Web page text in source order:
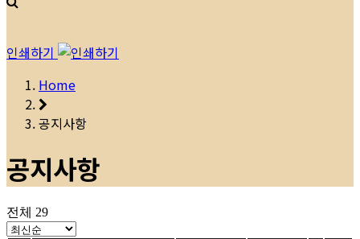
인쇄하기
Home
공지사항
공지사항
전체 29